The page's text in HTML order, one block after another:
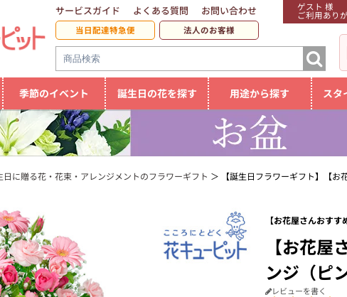
ゲスト 様
ご利用あり
サービスガイド よくある質問 お問い合わせ
当日配達特急便 法人のお客様
季節のイベント 誕生日の花を探す 用途から探す スタ
日に贈る花・花束・アレンジメントのフラワーギフト 【誕生日フラワーギフト】【お
【お花屋さんおす
【お花
ンジ（ピ
レビューを書く